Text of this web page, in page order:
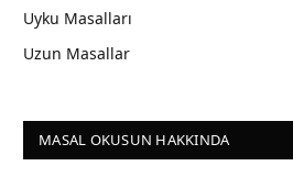
Uyku Masalları
Uzun Masallar
MASAL OKUSUN HAKKINDA